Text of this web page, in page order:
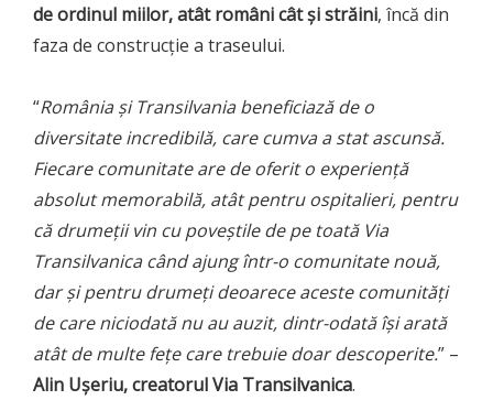
de ordinul miilor, atât români cât și străini, încă din
faza de construcție a traseului.
“România și Transilvania beneficiază de o
diversitate incredibilă, care cumva a stat ascunsă.
Fiecare comunitate are de oferit o experiență
absolut memorabilă, atât pentru ospitalieri, pentru
că drumeții vin cu poveștile de pe toată Via
Transilvanica când ajung într-o comunitate nouă,
dar și pentru drumeți deoarece aceste comunități
de care niciodată nu au auzit, dintr-odată își arată
atât de multe fețe care trebuie doar descoperite.” –
Alin Ușeriu, creatorul Via Transilvanica.